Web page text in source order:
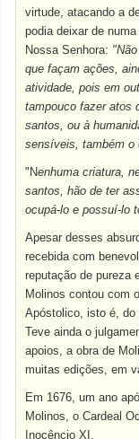
virtude, atacando a
podia deixar de
Nossa Senhora:
que façam ações,
atividade, pois em
tampouco fazer atos
santos, ou à
sensíveis, também
"Nenhuma criatura,
santos, hão de ter
ocupá-lo e possuí-lo
Apesar desses
recebida com
reputação de pureza
Molinos contou com
Apóstolico, isto é, do
Teve ainda o
apoios, a obra de
muitas edições, em
Em 1676, um ano
Molinos, o Cardeal
Inocêncio XI.